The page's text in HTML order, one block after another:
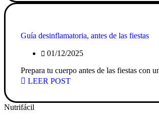
Guía desinflamatoria, antes de las fiestas
01/12/2025
Prepara tu cuerpo antes de las fiestas con
LEER POST
Nutrifácil